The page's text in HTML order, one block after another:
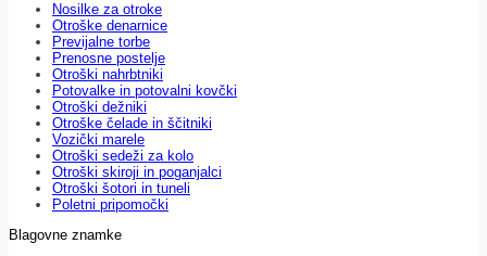
Nosilke za otroke
Otroške denarnice
Previjalne torbe
Prenosne postelje
Otroški nahrbtniki
Potovalke in potovalni kovčki
Otroški dežniki
Otroške čelade in ščitniki
Vozički marele
Otroški sedeži za kolo
Otroški skiroji in poganjalci
Otroški šotori in tuneli
Poletni pripomočki
Blagovne znamke